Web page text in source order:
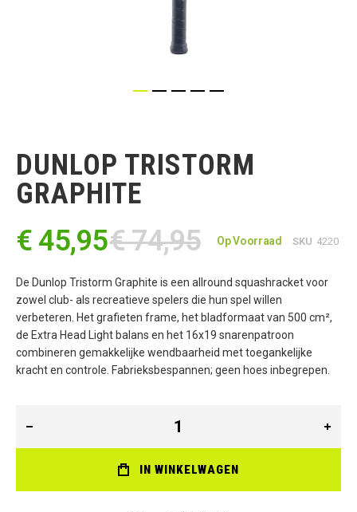
begin
van
de
afbeeldingen-
DUNLOP TRISTORM
GRAPHITE
€ 45,95€ 74,95 Op Voorraad SKU 4220
De Dunlop Tristorm Graphite is een allround squashracket voor
zowel club- als recreatieve spelers die hun spel willen
verbeteren. Het grafieten frame, het bladformaat van 500 cm²,
de Extra Head Light balans en het 16x19 snarenpatroon
combineren gemakkelijke wendbaarheid met toegankelijke
kracht en controle. Fabrieksbespannen; geen hoes inbegrepen.
IN WINKELWAGEN